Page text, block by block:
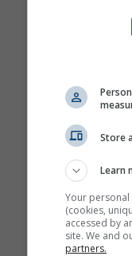
Store
Learn
Your
(cookies,
accessed by
site. We and
partners.